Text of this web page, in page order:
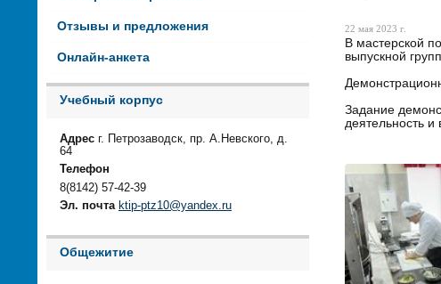
Отзывы и предложения
Онлайн-анкета
Учебный корпус
Адрес г. Петрозаводск, пр. А.Невского, д.
64
Телефон
8(8142) 57-42-39
Эл. почта ktip-ptz10@yandex.ru
Общежитие
22 мая 2023 г.
В мастерской
выпускной
Задание
деятельность